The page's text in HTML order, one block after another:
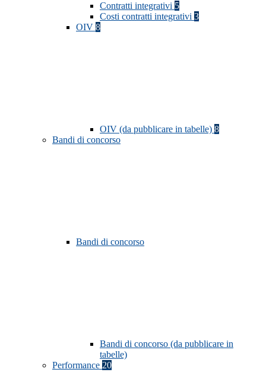
Contratti integrativi 5
Costi contratti integrativi 3
OIV 8
OIV (da pubblicare in tabelle) 8
Bandi di concorso
Bandi di concorso
Bandi di concorso (da pubblicare in
tabelle)
Performance 20